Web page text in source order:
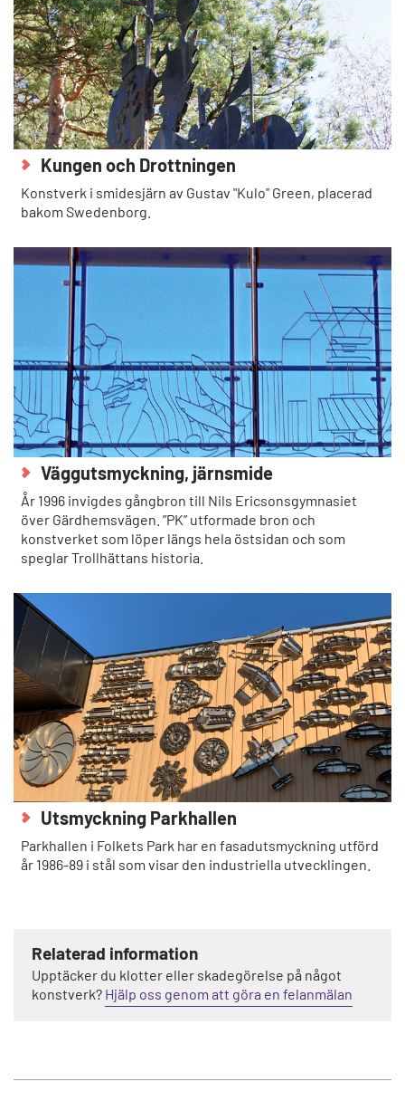
Kungen och Drottningen
Konstverk i smidesjärn av Gustav "Kulo" Green, placerad
bakom Swedenborg.
Väggutsmyckning, järnsmide
År 1996 invigdes gångbron till Nils Ericsonsgymnasiet
över Gärdhemsvägen. ”PK” utformade bron och
konstverket som löper längs hela östsidan och som
speglar Trollhättans historia.
Utsmyckning Parkhallen
Parkhallen i Folkets Park har en fasadutsmyckning utförd
år 1986-89 i stål som visar den industriella utvecklingen.
Relaterad information
Upptäcker du klotter eller skadegörelse på något
konstverk? Hjälp oss genom att göra en felanmälan